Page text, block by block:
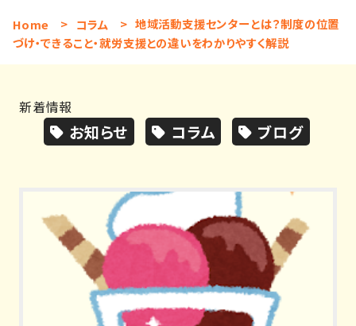
Home > コラム > 地域活動支援センターとは？制度の位置
づけ・できること・就労支援との違いをわかりやすく解説
新着情報
お知らせ コラム ブログ